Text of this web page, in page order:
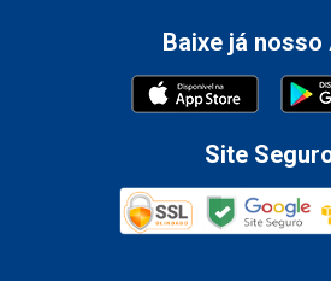
Baixe já nosso
Site